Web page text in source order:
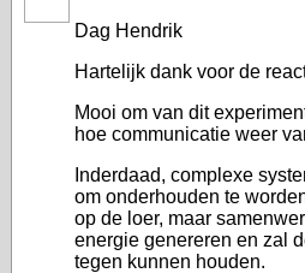
Dag Hendrik
Hartelijk dank voor de
Mooi om van dit
hoe communicatie weer
Inderdaad, complexe
om onderhouden te
op de loer, maar
energie genereren en zal
tegen kunnen houden.